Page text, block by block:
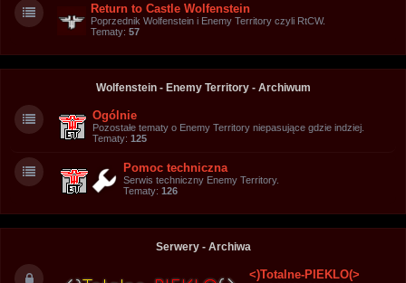
Return to Castle Wolfenstein
Poprzednik Wolfenstein i Enemy Territory czyli RtCW.
Tematy: 57
Wolfenstein - Enemy Territory - Archiwum
Ogólnie
Pozostałe tematy o Enemy Territory niepasujące gdzie indziej.
Tematy: 125
Pomoc techniczna
Serwis techniczny Enemy Territory.
Tematy: 126
Serwery - Archiwa
<)Totalne-PIEKLO(>